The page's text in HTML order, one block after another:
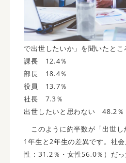
で出世したいか」を聞いたとこ
課長 12.4％
部長 18.4％
役員 13.7％
社長 7.3％
出世したいと思わない 48.2％
このように約半数が「出世し
1年生と2年生の差異です。社
性：31.2％・女性56.0％）だ